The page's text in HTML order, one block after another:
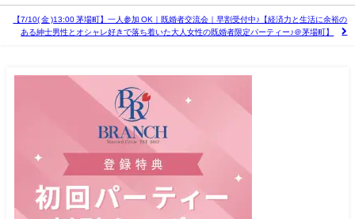
【7/10( 金 )13:00 茅場町】一人参加 OK｜既婚者交流会｜早割受付中♪【経済力と生活に余裕の
ある紳士男性とオシャレ好きで落ち着いた大人女性の既婚者限定パーティー♪＠茅場町】